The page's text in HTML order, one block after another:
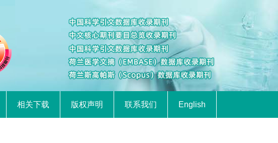
相关下载 版权声明 联系我们 English